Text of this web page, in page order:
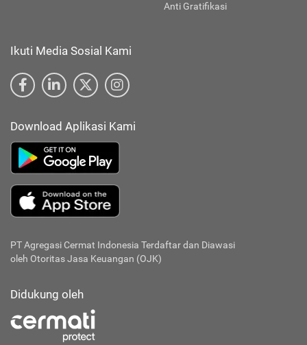
Anti Gratifikasi
Ikuti Media Sosial Kami
Download Aplikasi Kami
PT Agregasi Cermat Indonesia Terdaftar dan Diawasi
oleh Otoritas Jasa Keuangan (OJK)
Didukung oleh